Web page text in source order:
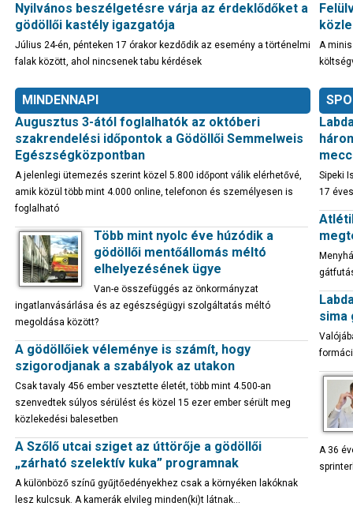
Nyilvános beszélgetésre várja az érdeklődőket a
gödöllői kastély igazgatója
Július 24-én, pénteken 17 órakor kezdődik az esemény a történelmi
falak között, ahol nincsenek tabu kérdések
A
MINDENNAPI
Augusztus 3-ától foglalhatók az októberi
szakrendelési időpontok a Gödöllői Semmelweis
Egészségközpontban
A jelenlegi ütemezés szerint közel 5.800 időpont válik elérhetővé,
amik közül több mint 4.000 online, telefonon és személyesen is
foglalható
Több mint nyolc éve húzódik a
gödöllői mentőállomás méltó
elhelyezésének ügye
Van-e összefüggés az önkormányzat
ingatlanvásárlása és az egészségügyi szolgáltatás méltó
megoldása között?
A gödöllőiek véleménye is számít, hogy
szigorodjanak a szabályok az utakon
Csak tavaly 456 ember vesztette életét, több mint 4.500-an
szenvedtek súlyos sérülést és közel 15 ezer ember sérült meg
közlekedési balesetben
A Szőlő utcai sziget az úttörője a gödöllői
„zárható szelektív kuka” programnak
A különböző színű gyűjtőedényekhez csak a környéken lakóknak
lesz kulcsuk. A kamerák elvileg minden(ki)t látnak…
Sipeki
17
sima
A 36